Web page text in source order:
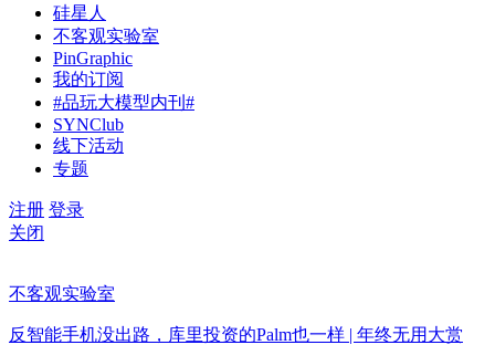
硅星人
不客观实验室
PinGraphic
我的订阅
#品玩大模型内刊#
SYNClub
线下活动
专题
注册 登录
关闭
不客观实验室
反智能手机没出路，库里投资的Palm也一样 | 年终无用大赏